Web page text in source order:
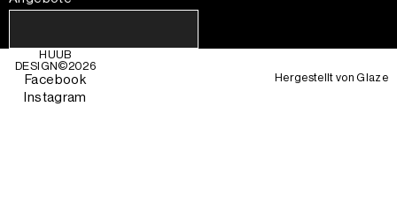
HUUB
DESIGN©2026
Facebook
Instagram
Hergestellt vonGlaze